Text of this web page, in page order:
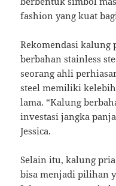
fashion yang kuat
Rekomendasi
berbahan stainless
seorang ahli
steel memiliki
lama. “Kalung
investasi jangka
Jessica.
Selain itu, kalung
bisa menjadi pilihan